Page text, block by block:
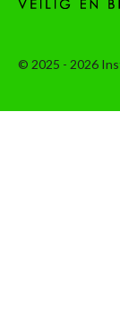
© 2025 - 2026